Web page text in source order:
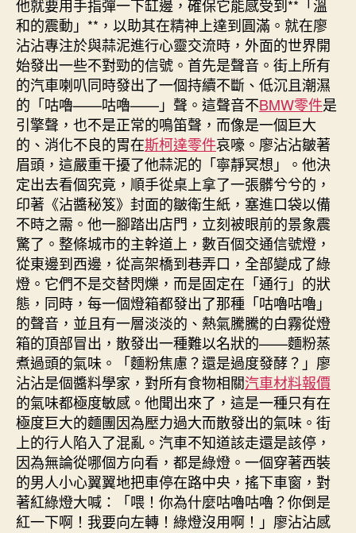
他就要用手指彈一下缸邊，確保它能感受到**「溫
和的震動」**，以助其在精神上達到圓滿。就在廖
沾沾專注於與蒜泥進行心靈交流時，外面的世界開
始發出一些不對勁的信號。首先是聲音。街上所有
的汽車喇叭同時發出了一個持續不斷、低沉且潮濕
的「咕嚕——咕嚕——」聲。這聲音不BMW零件是
引擎聲，也不是正常的鳴笛聲，而像是一個巨大
的、消化不良的胃在斯柯達零件哀嚎。廖沾沾皺著
眉頭，這嚴重干擾了他蒜泥的「寧靜冥想」。他決
定出去看個究竟，順手從桌上拿了一張髒兮兮的，
印著《沾醬秘笈》封面的皺衛生紙，塞進口袋以備
不時之需。他一腳踏出店門，立刻被眼前的景象震
驚了。整條城市的主幹道上，數百個交通信號燈，
從東邊到西邊，從高架橋到巷弄口，全部變成了綠
燈。它們不是交替閃爍，而是固定在「通行」的狀
態，同時，每一個燈箱都發出了那種「咕嚕咕嚕」
的聲音，並且有一層淡淡的、熱氣騰騰的白霧從燈
箱的頂部冒出，散發出一種難以名狀的——麵粉蒸
煮過頭的氣味。「麵粉焦慮？還是過度發酵？」廖
沾沾是個醬料學家，對所有食物相關汽車材料報價
的氣味都極度敏感。他聞出來了，這是一種只有在
極度巨大的麵團因為壓力過大而散發出的氣味。街
上的行人陷入了混亂。汽車不知道該走還是該停，
因為無論從哪個方向看，都是綠燈。一個穿著西裝
的男人小心翼翼地把車停在路中央，搖下車窗，對
著紅綠燈大喊：「喂！你為什麼咕嚕咕嚕？你倒是
紅一下啊！我要向左轉！綠燈沒用啊！」廖沾沾感